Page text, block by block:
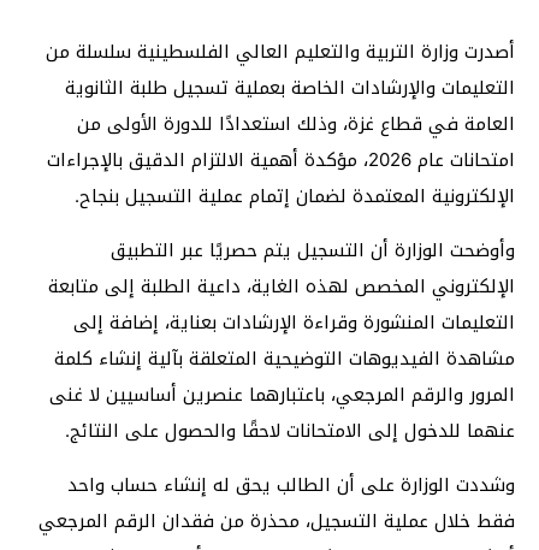
أصدرت وزارة التربية والتعليم العالي الفلسطينية سلسلة من
التعليمات والإرشادات الخاصة بعملية تسجيل طلبة الثانوية
العامة في قطاع غزة، وذلك استعدادًا للدورة الأولى من
امتحانات عام 2026، مؤكدة أهمية الالتزام الدقيق بالإجراءات
الإلكترونية المعتمدة لضمان إتمام عملية التسجيل بنجاح.
وأوضحت الوزارة أن التسجيل يتم حصريًا عبر التطبيق
الإلكتروني المخصص لهذه الغاية، داعية الطلبة إلى متابعة
التعليمات المنشورة وقراءة الإرشادات بعناية، إضافة إلى
مشاهدة الفيديوهات التوضيحية المتعلقة بآلية إنشاء كلمة
المرور والرقم المرجعي، باعتبارهما عنصرين أساسيين لا غنى
عنهما للدخول إلى الامتحانات لاحقًا والحصول على النتائج.
وشددت الوزارة على أن الطالب يحق له إنشاء حساب واحد
فقط خلال عملية التسجيل، محذرة من فقدان الرقم المرجعي